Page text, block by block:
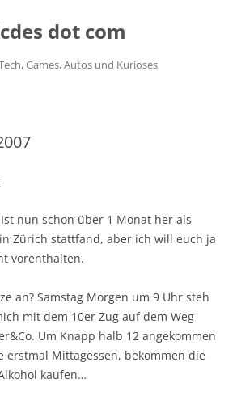
dot com
Games, Autos und Kurioses
nun schon über 1 Monat her als
Zürich stattfand, aber ich will euch ja
vorenthalten.
an? Samstag Morgen um 9 Uhr steh
mit dem 10er Zug auf dem Weg
Um Knapp halb 12 angekommen
erstmal Mittagessen, bekommen die
kaufen…